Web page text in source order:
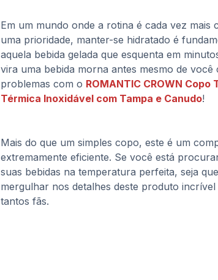
Em um mundo onde a rotina é cada vez
uma prioridade, manter-se hidratado é
aquela bebida gelada que esquenta em
vira uma bebida morna antes mesmo de
problemas com o ROMANTIC CROWN
Térmica Inoxidável com Tampa e Canudo!
Mais do que um simples copo, este é um
extremamente eficiente. Se você está
suas bebidas na temperatura perfeita, seja
mergulhar nos detalhes deste produto
tantos fãs.